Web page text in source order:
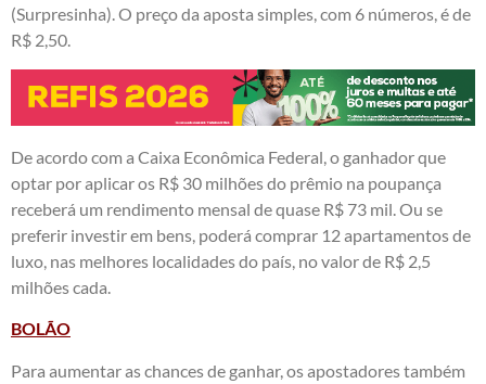
(Surpresinha). O preço da aposta simples, com 6 números, é de
R$ 2,50.
De acordo com a Caixa Econômica Federal, o ganhador que
optar por aplicar os R$ 30 milhões do prêmio na poupança
receberá um rendimento mensal de quase R$ 73 mil. Ou se
preferir investir em bens, poderá comprar 12 apartamentos de
luxo, nas melhores localidades do país, no valor de R$ 2,5
milhões cada.
BOLÃO
Para aumentar as chances de ganhar, os apostadores também